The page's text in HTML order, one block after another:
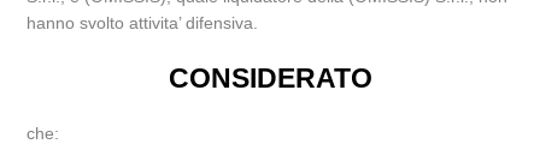
hanno svolto attivita’ difensiva.
CONSIDERATO
che: